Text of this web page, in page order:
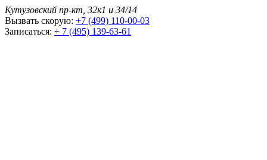
Кутузовский пр-кт, 32к1 и 34/14
Вызвать скорую: +7 (499) 110-00-03
Записаться: + 7 (495) 139-63-61